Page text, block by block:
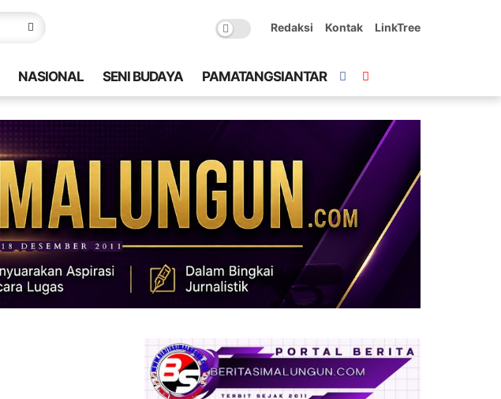
Redaksi Kontak LinkTree
NASIONAL SENI BUDAYA PAMATANGSIANTAR